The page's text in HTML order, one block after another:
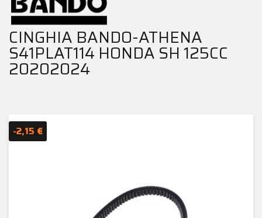
CINGHIA BANDO-ATHENA
S41PLAT114 HONDA SH 125CC
20202024
-2,15 €